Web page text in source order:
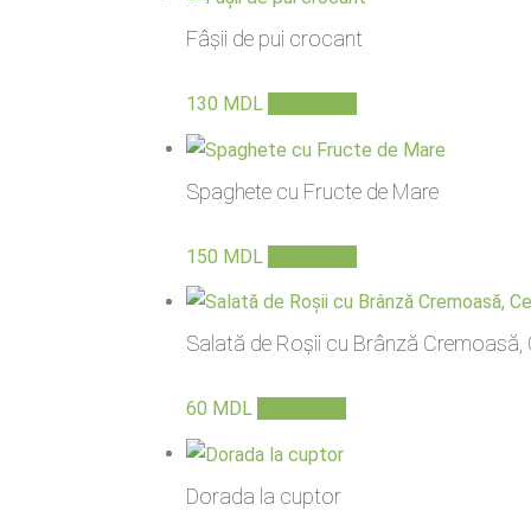
Fâșii de pui crocant
130 MDL
Spaghete cu Fructe de Mare
150 MDL
Salată de Roșii cu Brânză Cremoasă,
60 MDL
Dorada la cuptor